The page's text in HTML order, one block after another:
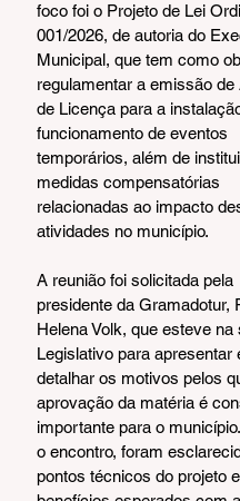
foco foi o Projeto de Lei
001/2026, de autoria do
Municipal, que tem como
regulamentar a emissão de
de Licença para a
funcionamento de eventos
temporários, além de
medidas compensatórias
relacionadas ao impacto
atividades no município.
A reunião foi solicitada pela
presidente da Gramadotur,
Helena Volk, que esteve na
Legislativo para apresentar
detalhar os motivos pelos
aprovação da matéria é
importante para o
o encontro, foram
pontos técnicos do projeto